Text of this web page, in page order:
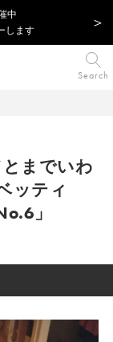
中
します
Search
までいわ
ッティ
」